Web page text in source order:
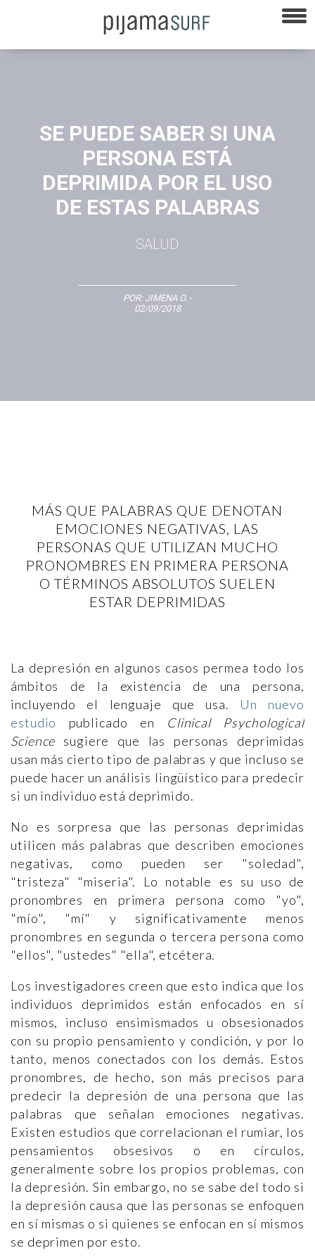
SE PUEDE SABER SI UNA
PERSONA ESTÁ
DEPRIMIDA POR EL USO
DE ESTAS PALABRAS
SALUD
POR: JIMENA O. -
02/09/2018
MÁS QUE PALABRAS QUE DENOTAN
EMOCIONES NEGATIVAS, LAS
PERSONAS QUE UTILIZAN MUCHO
PRONOMBRES EN PRIMERA PERSONA
O TÉRMINOS ABSOLUTOS SUELEN
ESTAR DEPRIMIDAS
La depresión en algunos casos permea todo los
ámbitos de la existencia de una persona,
incluyendo el lenguaje que usa. Un nuevo
estudio
publicado en Clinical Psychological
Science sugiere que las personas deprimidas
usan más cierto tipo de palabras y que incluso se
puede hacer un análisis lingüístico para predecir
si un individuo está deprimido.
No es sorpresa que las personas deprimidas
utilicen más palabras que describen emociones
negativas, como pueden ser "soledad",
"tristeza" "miseria". Lo notable es su uso de
pronombres en primera persona como "yo",
"mío", "mí" y significativamente menos
pronombres en segunda o tercera persona como
"ellos", "ustedes" "ella", etcétera.
Los investigadores creen que esto indica que los
individuos deprimidos están enfocados en sí
mismos, incluso ensimismados u obsesionados
con su propio pensamiento y condición, y por lo
tanto, menos conectados con los demás. Estos
pronombres, de hecho, son más precisos para
predecir la depresión de una persona que las
palabras que señalan emociones negativas.
Existen estudios que correlacionan el rumiar, los
pensamientos obsesivos o en círculos,
generalmente sobre los propios problemas, con
la depresión. Sin embargo, no se sabe del todo si
la depresión causa que las personas se enfoquen
en sí mismas o si quienes se enfocan en sí mismos
se deprimen por esto.